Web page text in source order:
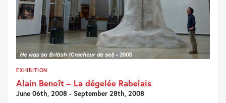
EXHIBITION
Alain Benoît – La dégelée Rabelais
June 06th, 2008 - September 28th, 2008